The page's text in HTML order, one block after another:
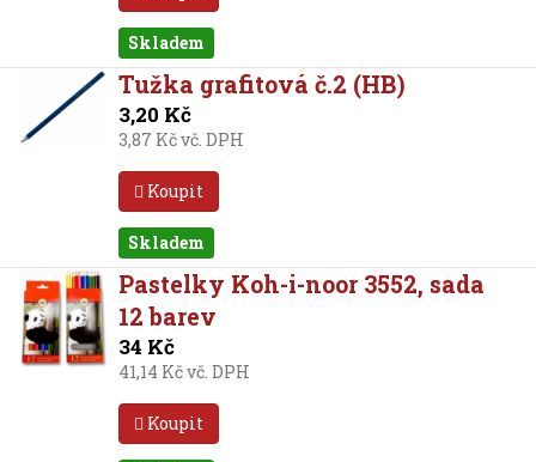
Skladem
Tužka grafitová č.2 (HB)
3,20 Kč
3,87 Kč vč. DPH
Koupit
Skladem
Pastelky Koh-i-noor 3552, sada
12 barev
34 Kč
41,14 Kč vč. DPH
Koupit